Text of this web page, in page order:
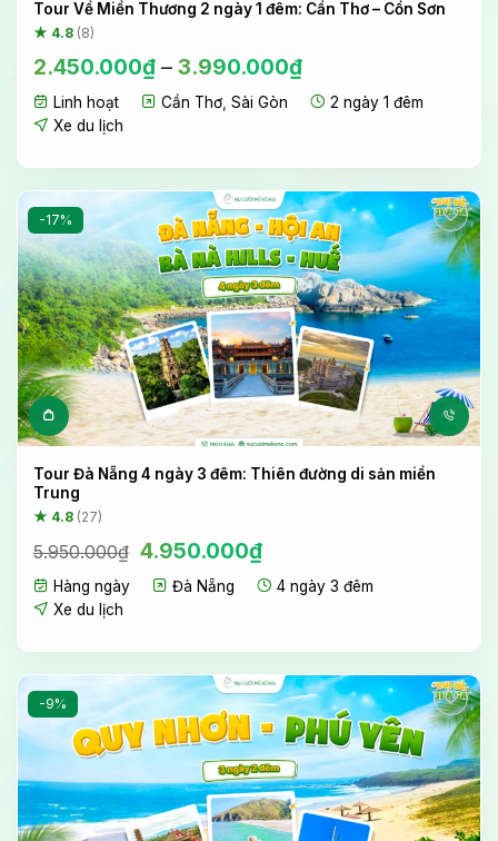
Tour Về Miền Thương 2 ngày 1 đêm: Cần Thơ – Cồn Sơn
★ 4.8 (8)
2.450.000₫– 3.990.000₫
Linh hoạt Cần Thơ, Sài Gòn
2 ngày 1 đêm
Xe du lịch
-17%
Tour Đà Nẵng 4 ngày 3 đêm: Thiên đường di sản miền
Trung
★ 4.8 (27)
5.950.000₫ Giá
là:
4.950.000₫Giá
hiện
tại
Hàng ngày Đà Nẵng
4 ngày 3 đêm
Xe du lịch
-9%